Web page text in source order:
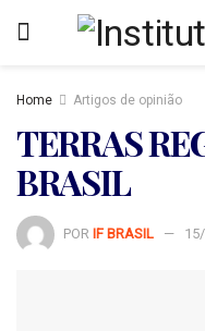
Home Artigos de opinião
TERRAS
BRASIL
POR IF BRASIL